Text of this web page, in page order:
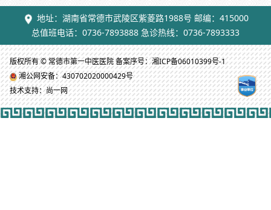
施呢？ 首先，我们来了解影响身高的相
关因素。 1、遗传因素 虽说遗传是
决定身高的重要因素，但可通过干预超过父
母身高。 2、运动 生长激素的分泌
有一定规律，在夜间深睡眠时达高峰，白天
运动后可有高峰，适度运动不仅可促进生长
激素的分泌，还可促进儿...
地址：湖南省常德市武陵区紫菱路1988号 邮编：415000
总值班电话：0736-7893888 急诊热线：0736-7893333
版权所有 © 常德市第一中医医院 备案序号：湘ICP备06010399号-1
湘公网安备：430702020000429号
技术支持：尚一网